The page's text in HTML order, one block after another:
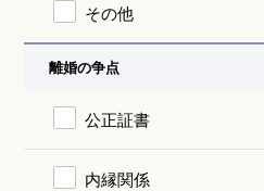
その他
離婚の争点
公正証書
内縁関係